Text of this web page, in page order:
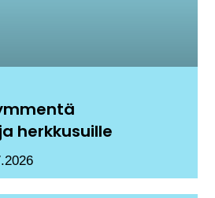
herkkusuille